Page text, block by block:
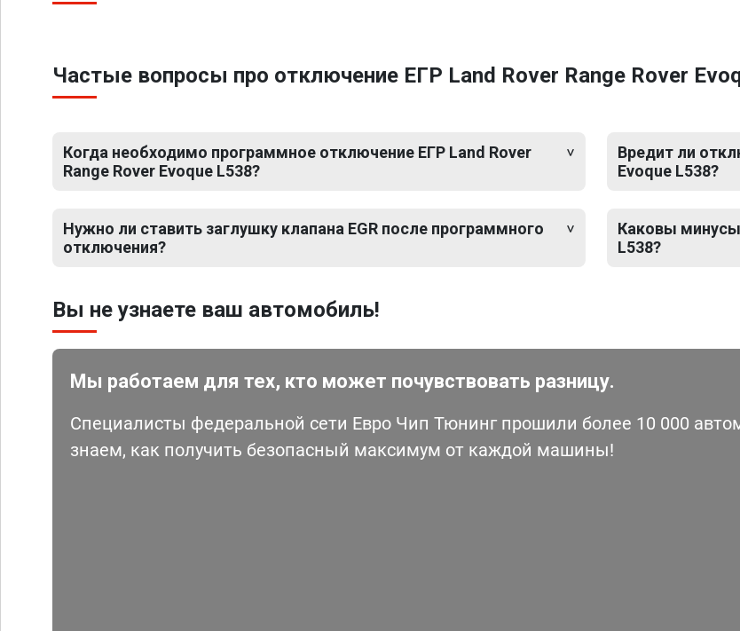
Частые вопросы про отключение ЕГР Land Rover Range Rover
Когда необходимо программное отключение ЕГР Land Rover
Range Rover Evoque L538?
Нужно ли ставить заглушку клапана EGR после программного
отключения?
Вредит ли
Evoque L538?
Каковы минусы
L538?
Вы не узнаете ваш автомобиль!
Мы работаем для тех, кто может почувствовать разницу.
Специалисты федеральной сети Евро Чип Тюнинг прошили более 10 000
знаем, как получить безопасный максимум от каждой машины!